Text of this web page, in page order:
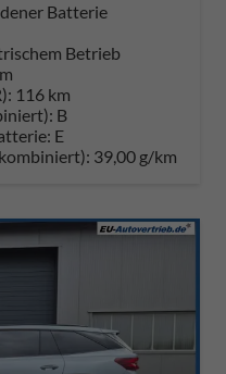
Batterie
Betrieb
116 km
B
E
39,00 g/km